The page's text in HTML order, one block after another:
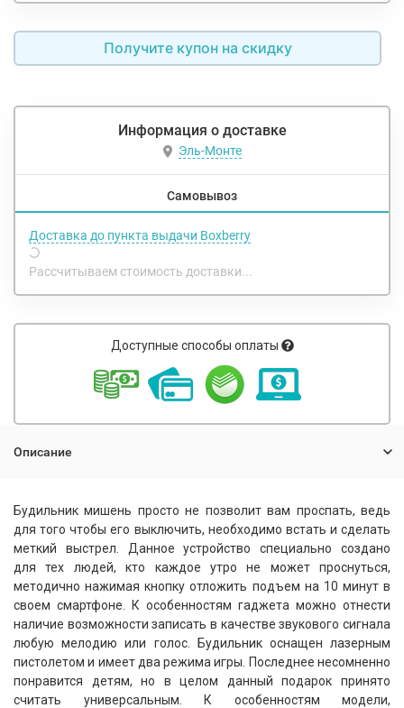
Получите купон на скидку
Информация о доставке
Эль-Монте
Самовывоз
Доставка до пункта выдачи Boxberry
Рассчитываем стоимость доставки...
Доступные способы оплаты
Описание
Будильник мишень просто не позволит вам проспать, ведь
для того чтобы его выключить, необходимо встать и сделать
меткий выстрел. Данное устройство специально создано
для тех людей, кто каждое утро не может проснуться,
методично нажимая кнопку отложить подъем на 10 минут в
своем смартфоне. К особенностям гаджета можно отнести
наличие возможности записать в качестве звукового сигнала
любую мелодию или голос. Будильник оснащен лазерным
пистолетом и имеет два режима игры. Последнее несомненно
понравится детям, но в целом данный подарок принято
считать универсальным. К особенностям модели,